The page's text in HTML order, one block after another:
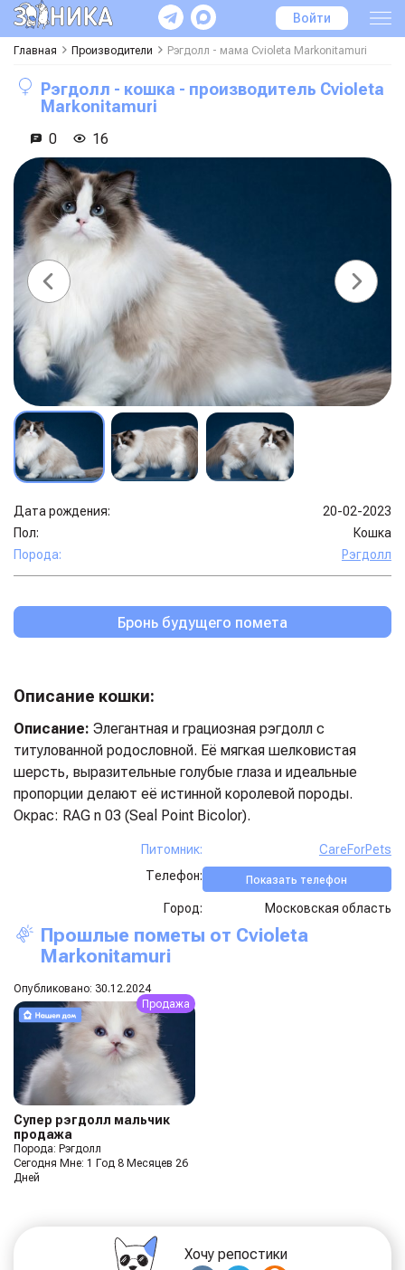
Войти
Главная Производители Рэгдолл - мама Cvioleta Markonitamuri
Рэгдолл - кошка - производитель Cvioleta
Markonitamuri
0 16
Дата рождения:
20-02-2023
Пол:
Кошка
Порода:
Рэгдолл
Бронь будущего помета
Описание кошки:
Описание: Элегантная и грациозная рэгдолл с
титулованной родословной. Её мягкая шелковистая
шерсть, выразительные голубые глаза и идеальные
пропорции делают её истинной королевой породы.
Окрас: RAG n 03 (Seal Point Bicolor).
Питомник:
CareForPets
Телефон:
Показать телефон
Город: Московская область
Прошлые пометы от Cvioleta
Markonitamuri
Опубликовано: 30.12.2024
Продажа
Супер рэгдолл мальчик
продажа
Порода: Рэгдолл
Сегодня Мне: 1 Год 8 Месяцев 26
Дней
Хочу репостики